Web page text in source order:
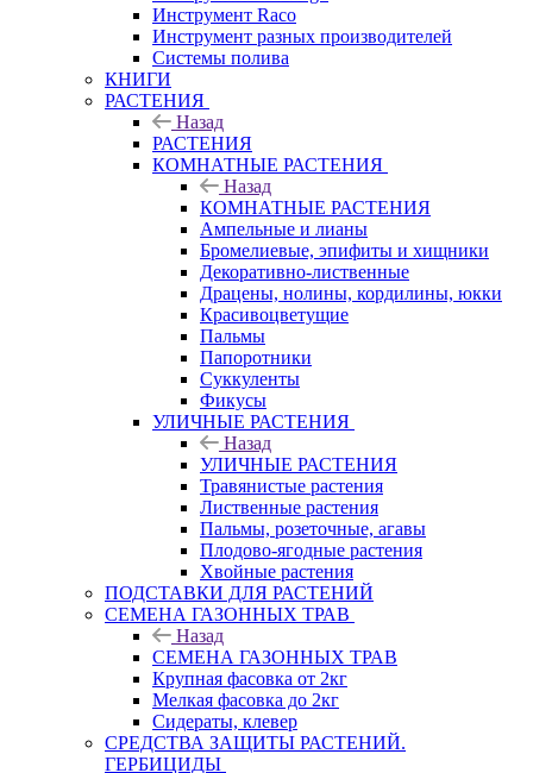
Инструмент Raco
Инструмент разных производителей
Системы полива
КНИГИ
РАСТЕНИЯ
Назад
РАСТЕНИЯ
КОМНАТНЫЕ РАСТЕНИЯ
Назад
КОМНАТНЫЕ РАСТЕНИЯ
Ампельные и лианы
Бромелиевые, эпифиты и хищники
Декоративно-лиственные
Драцены, нолины, кордилины, юкки
Красивоцветущие
Пальмы
Папоротники
Суккуленты
Фикусы
УЛИЧНЫЕ РАСТЕНИЯ
Назад
УЛИЧНЫЕ РАСТЕНИЯ
Травянистые растения
Лиственные растения
Пальмы, розеточные, агавы
Плодово-ягодные растения
Хвойные растения
ПОДСТАВКИ ДЛЯ РАСТЕНИЙ
СЕМЕНА ГАЗОННЫХ ТРАВ
Назад
СЕМЕНА ГАЗОННЫХ ТРАВ
Крупная фасовка от 2кг
Мелкая фасовка до 2кг
Сидераты, клевер
СРЕДСТВА ЗАЩИТЫ РАСТЕНИЙ.
ГЕРБИЦИДЫ